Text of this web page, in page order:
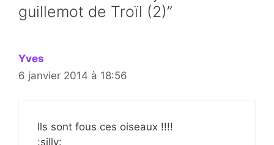
guillemot de Troïl (2)”
Yves
6 janvier 2014 à 18:56
Ils sont fous ces oiseaux !!!!
:silly: